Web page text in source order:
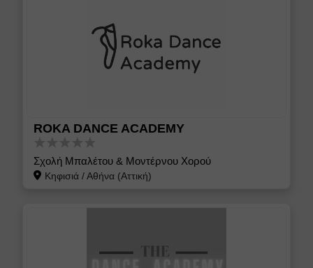
ROKA DANCE ACADEMY
Σχολή Μπαλέτου & Μοντέρνου Χορού
Κηφισιά/Αθήνα (Αττική)